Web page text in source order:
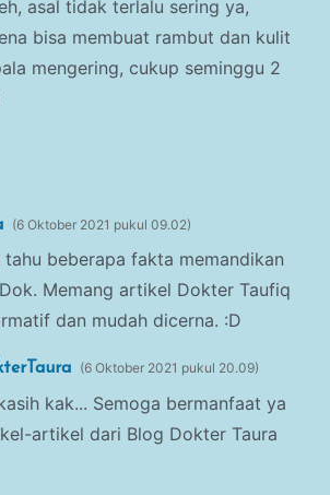
asal tidak terlalu sering ya,
bisa membuat rambut dan kulit
mengering, cukup seminggu 2
6 Oktober 2021 pukul 09.02
tahu beberapa fakta memandikan
Memang artikel Dokter Taufiq
dan mudah dicerna. :D
6 Oktober 2021 pukul 20.09
kak... Semoga bermanfaat ya
artikel dari Blog Dokter Taura